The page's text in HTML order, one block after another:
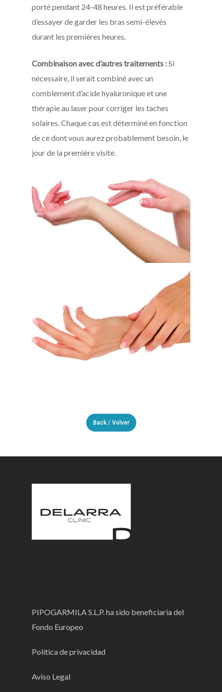
porté pendant 24-48 heures. Il est préférable
d’essayer de garder les bras semi-élevés
durant les premières heures.
Combinaison avec d’autres traitements :Si
nécessaire, il serait combiné avec un
comblement d’acide hyaluronique et une
thérapie au laser pour corriger les taches
solaires. Chaque cas est déterminé en fonction
de ce dont vous aurez probablement besoin, le
jour de la première visite.
Back / Volver
PIPOGARMILA S.L.P. ha sido beneficiaria del
Fondo Europeo
Política de privacidad
Aviso Legal